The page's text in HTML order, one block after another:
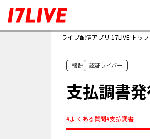
ライブ配信アプリ 17LIVE トップ
報酬 認証ライバー
支払調書
#よくある質問#支払調書